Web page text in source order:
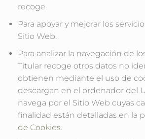
recoge.
Para apoyar y mejorar los
Sitio Web.
Para analizar la navegación de
Titular recoge otros datos no
obtienen mediante el uso de
descargan en el ordenador del
navega por el Sitio Web cuyas
finalidad están detalladas en la
de Cookies.